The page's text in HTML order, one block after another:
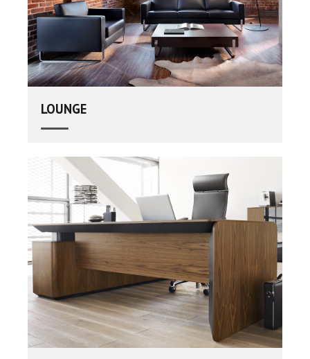
LOUNGE